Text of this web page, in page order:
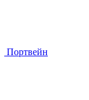
Портвейн